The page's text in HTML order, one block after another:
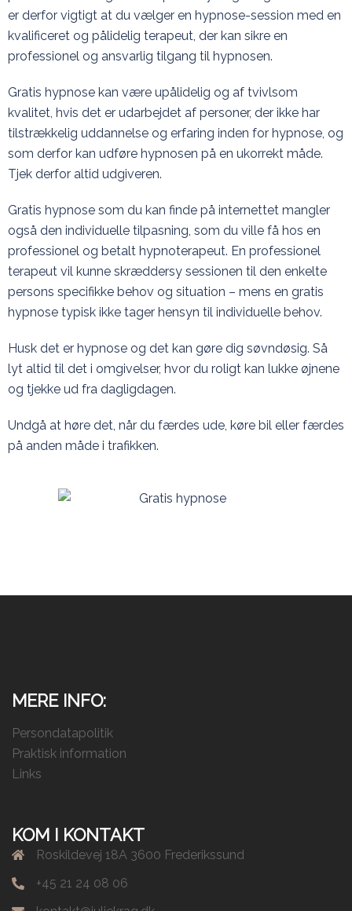
er derfor vigtigt at du vælger en hypnose-session med en
kvalificeret og pålidelig terapeut, der kan sikre en
professionel og ansvarlig tilgang til hypnosen.
Gratis hypnose kan være upålidelig og af tvivlsom
kvalitet, hvis det er udarbejdet af personer, der ikke har
tilstrækkelig uddannelse og erfaring inden for hypnose, og
som derfor kan udføre hypnosen på en ukorrekt måde.
Tjek derfor altid udgiveren.
Gratis hypnose som du kan finde på internettet mangler
også den individuelle tilpasning, som du ville få hos en
professionel og betalt hypnoterapeut. En professionel
terapeut vil kunne skræddersy sessionen til den enkelte
persons specifikke behov og situation – mens en gratis
hypnose typisk ikke tager hensyn til individuelle behov.
Husk det er hypnose og det kan gøre dig søvndøsig. Så
lyt altid til det i omgivelser, hvor du roligt kan lukke øjnene
og tjekke ud fra dagligdagen.
Undgå at høre det, når du færdes ude, køre bil eller færdes
på anden måde i trafikken.
MERE INFO:
Persondatapolitik
Praktisk information
Links
KOM I KONTAKT
Roskildevej 18A 3600 Frederikssund
+45 21 24 08 06